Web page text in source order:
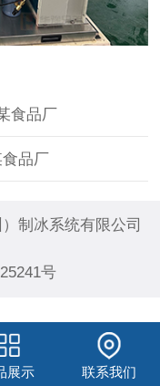
食品厂
品厂
制冰系统有限公司
号
展示 联系我们